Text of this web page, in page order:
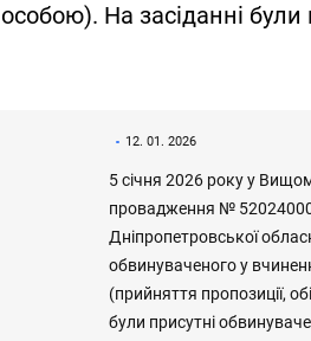
особою). На засіданні
12. 01. 2026
5 січня 2026 року у
провадження №
Дніпропетровської
обвинуваченого у
(прийняття пропозиції,
були присутні